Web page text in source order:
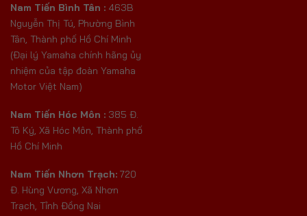
Nam Tiến Bình Tân : 463B
Nguyễn Thị Tú, Phường Bình
Tân, Thành phố Hồ Chí Minh
(Đại lý Yamaha chính hãng ủy
nhiệm của tập đoàn Yamaha
Motor Việt Nam)
Nam Tiến Hóc Môn : 385 Đ.
Tô Ký, Xã Hóc Môn, Thành phố
Hồ Chí Minh
Nam Tiến Nhơn Trạch: 720
Đ. Hùng Vương, Xã Nhơn
Trạch, Tỉnh Đồng Nai